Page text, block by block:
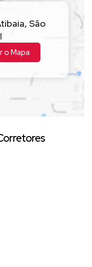
excelente estado
uma cidade
família 💛
,São
o Mapa